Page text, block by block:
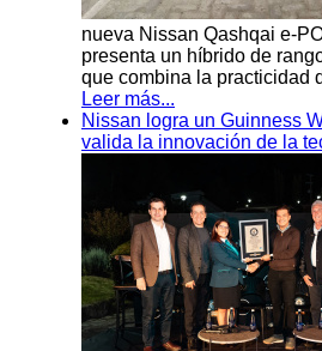
nueva Nissan Qashqai e-
presenta un híbrido de
que combina la practicidad
Leer más...
Nissan logra un Guinness
valida la innovación de la